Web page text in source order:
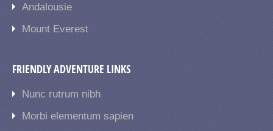
Andalousie
Mount Everest
FRIENDLY ADVENTURE LINKS
Nunc rutrum nibh
Morbi elementum sapien